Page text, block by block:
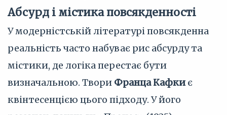
Абсурд і містика повсякденності
У модерністській літературі повсякденна
реальність часто набуває рис абсурду та
містики, де логіка перестає бути
визначальною. Твори Франца Кафкиє
квінтесенцією цього підходу. У його